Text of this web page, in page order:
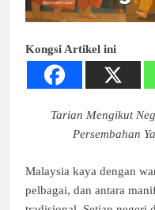
Kongsi Artikel ini
Tarian Mengikut
Persembahan
Malaysia kaya dengan
pelbagai, dan antara